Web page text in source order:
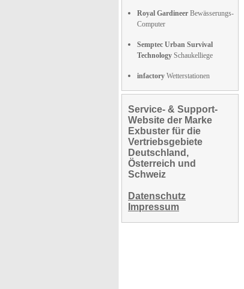
Royal Gardineer Bewässerungs-
Computer
Semptec Urban Survival
Technology Schaukelliege
infactory Wetterstationen
Service- & Support-
Website der Marke
Exbuster für die
Vertriebsgebiete
Deutschland,
Österreich und
Schweiz
Datenschutz
Impressum